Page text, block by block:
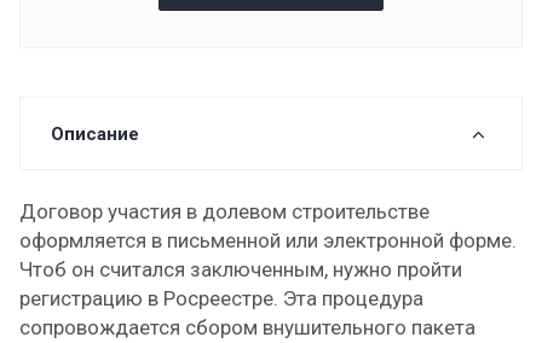
Описание
Договор участия в долевом строительстве
оформляется в письменной или электронной форме.
Чтоб он считался заключенным, нужно пройти
регистрацию в Росреестре. Эта процедура
сопровождается сбором внушительного пакета